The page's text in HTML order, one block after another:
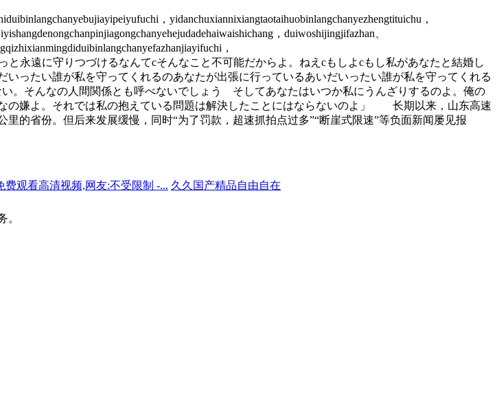
，yidanchuxiannixiangtaotaihuobinlangchanyezhengtituichu，
，duiwoshijingjifazhan、
，
っと永遠に守りつづけるなんてcそんなこと不可能だからよ。ねえcもしよcもし私があなたと結婚し
ったい誰が私を守ってくれるのあなたが出張に行っているあいだいったい誰が私を守ってくれる
。そんなの人間関係とも呼べないでしょう そしてあなたはいつか私にうんざりするのよ。俺の
の嫌よ。それでは私の抱えている問題は解決したことにはならないのよ」 长期以来，山东高速
的省份。但后来发展缓慢，同时“为了罚款，超速抓拍点过多”“断崖式限速”等负面新闻屡见报
观看高清视频,网友:不受限制 -... 久久国产精品自由自在
。